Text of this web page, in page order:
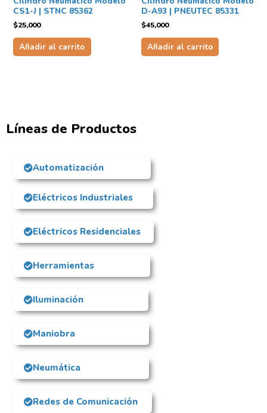
CS1-J | STNC 85362
$25,000
Añadir al carrito
D-A93 | PNEUTEC 85331
$45,000
Añadir al carrito
Líneas de Productos
Automatización
Eléctricos Industriales
Eléctricos Residenciales
Herramientas
Iluminación
Maniobra
Neumática
Redes de Comunicación